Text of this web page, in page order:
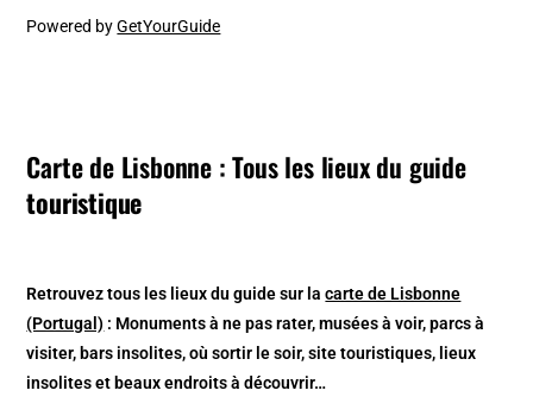
Powered byGetYourGuide
Carte de Lisbonne : Tous les lieux du guide
touristique
Retrouvez tous les lieux du guide sur lacarte de Lisbonne
(Portugal) : Monuments à ne pas rater, musées à voir, parcs à
visiter, bars insolites, où sortir le soir, site touristiques, lieux
insolites et beaux endroits à découvrir…